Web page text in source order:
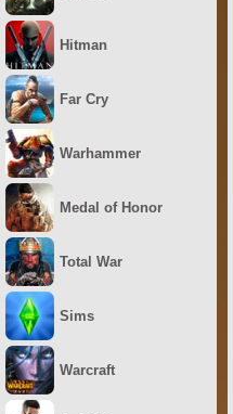
Hitman
Far Cry
Warhammer
Medal of Honor
Total War
Sims
Warcraft